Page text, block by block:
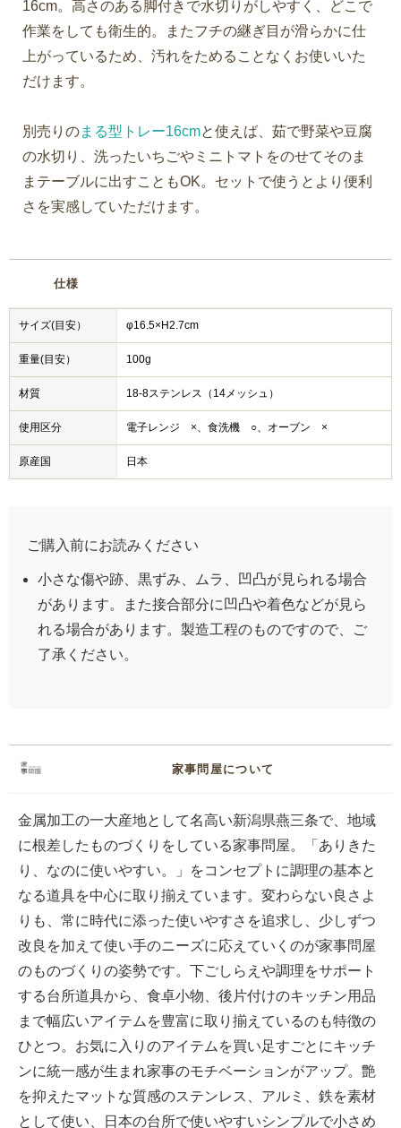
16cm。高さのある脚付きで水切りがしやすく、どこで
作業をしても衛生的。またフチの継ぎ目が滑らかに仕
上がっているため、汚れをためることなくお使いいた
だけます。
別売りのまる型トレー16cmと使えば、茹で野菜や豆腐
の水切り、洗ったいちごやミニトマトをのせてそのま
まテーブルに出すこともOK。セットで使うとより便利
さを実感していただけます。
仕様
サイズ(目安） φ16.5×H2.7cm
重量(目安） 100g
材質 18-8ステンレス（14メッシュ）
使用区分 電子レンジ ×、食洗機 ○、オーブン ×
原産国 日本
ご購入前にお読みください
小さな傷や跡、黒ずみ、ムラ、凹凸が見られる場合
があります。また接合部分に凹凸や着色などが見ら
れる場合があります。製造工程のものですので、ご
了承ください。
家事問屋について
金属加工の一大産地として名高い新潟県燕三条で、地域
に根差したものづくりをしている家事問屋。「ありきた
り、なのに使いやすい。」をコンセプトに調理の基本と
なる道具を中心に取り揃えています。変わらない良さよ
りも、常に時代に添った使いやすさを追求し、少しずつ
改良を加えて使い手のニーズに応えていくのが家事問屋
のものづくりの姿勢です。下ごしらえや調理をサポート
する台所道具から、食卓小物、後片付けのキッチン用品
まで幅広いアイテムを豊富に取り揃えているのも特徴の
ひとつ。お気に入りのアイテムを買い足すごとにキッチ
ンに統一感が生まれ家事のモチベーションがアップ。艶
を抑えたマットな質感のステンレス、アルミ、鉄を素材
として使い、日本の台所で使いやすいシンプルで小さめ